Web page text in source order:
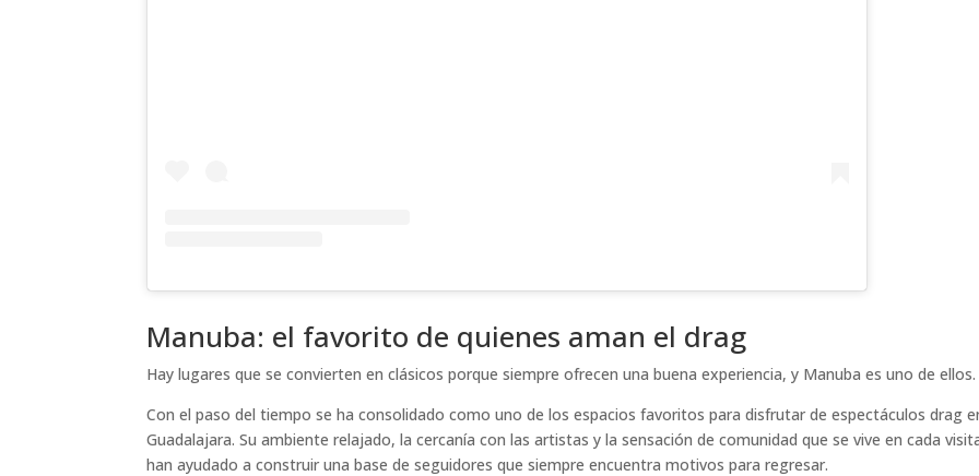
Manuba: el favorito de quienes aman el drag
Hay lugares que se convierten en clásicos porque siempre ofrecen una buena experiencia, y Manuba es uno de ellos.
Con el paso del tiempo se ha consolidado como uno de los espacios favoritos para disfrutar de espectáculos drag
Guadalajara. Su ambiente relajado, la cercanía con las artistas y la sensación de comunidad que se vive en cada
han ayudado a construir una base de seguidores que siempre encuentra motivos para regresar.